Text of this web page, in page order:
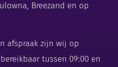
Breezand en op
afspraak zijn wij op
tussen 09:00 en